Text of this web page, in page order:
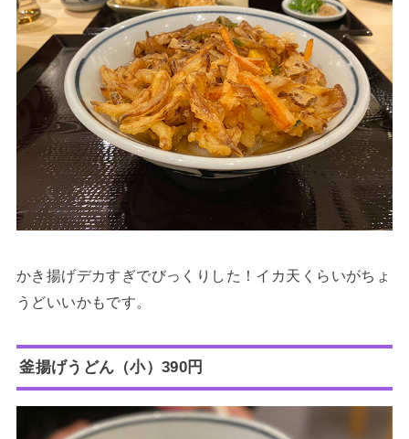
かき揚げデカすぎでびっくりした！イカ天くらいがちょ
うどいいかもです。
釜揚げうどん（小）390円